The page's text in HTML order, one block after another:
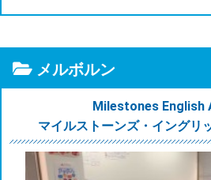
メルボルン
Milestones English
マイルストーンズ・イングリ